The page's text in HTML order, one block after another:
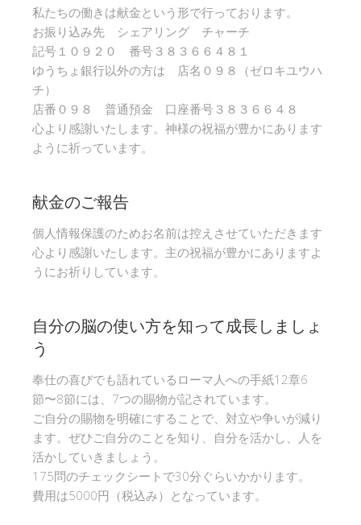
私たちの働きは献金という形で行っております。
お振り込み先 シェアリング チャーチ
記号１０９２０ 番号３８３６６４８１
ゆうちょ銀行以外の方は 店名０９８（ゼロキユウハ
チ）
店番０９８ 普通預金 口座番号３８３６６４８
心より感謝いたします。神様の祝福が豊かにあります
ように祈っています。
献金のご報告
個人情報保護のためお名前は控えさせていただきます
心より感謝いたします。主の祝福が豊かにありますよ
うにお祈りしています。
自分の脳の使い方を知って成長しましょ
う
奉仕の喜びでも語れているローマ人への手紙12章6
節〜8節には、7つの賜物が記されています。
ご自分の賜物を明確にすることで、対立や争いが減り
ます。ぜひご自分のことを知り、自分を活かし、人を
活かしていきましょう。
175問のチェックシートで30分ぐらいかかります。
費用は5000円（税込み）となっています。